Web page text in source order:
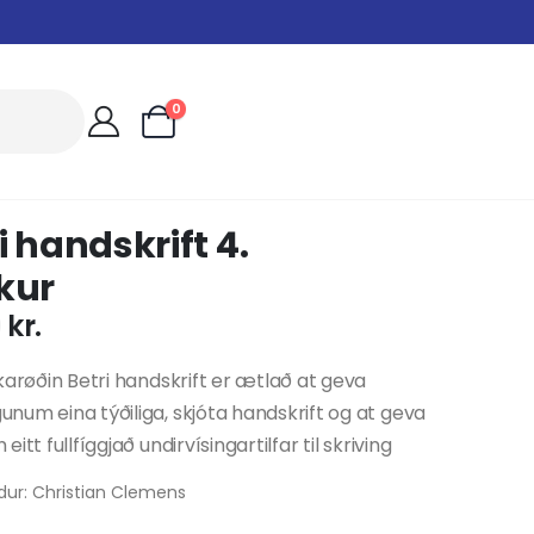
0
handskrift 4.
kr.
Betri handskrift er ætlað at geva
eina týðiliga, skjóta handskrift og at geva
fullfíggjað undirvísingartilfar til skriving
Christian Clemens